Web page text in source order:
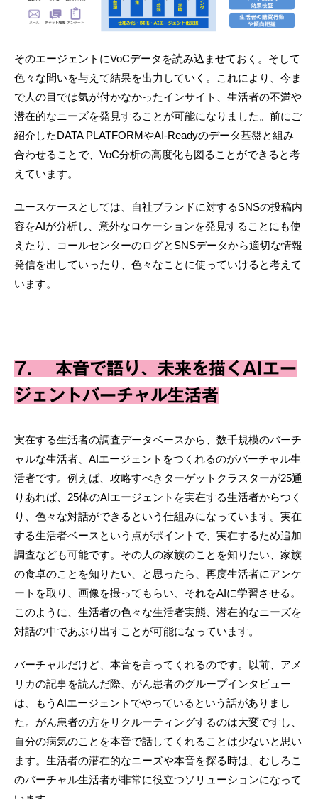
そのエージェントにVoCデータを読み込ませておく。そして
色々な問いを与えて結果を出力していく。これにより、今ま
で人の目では気が付かなかったインサイト、生活者の不満や
潜在的なニーズを発見することが可能になりました。前にご
紹介したDATA PLATFORMやAI-Readyのデータ基盤と組み
合わせることで、VoC分析の高度化も図ることができると考
えています。
ユースケースとしては、自社ブランドに対するSNSの投稿内
容をAIが分析し、意外なロケーションを発見することにも使
えたり、コールセンターのログとSNSデータから適切な情報
発信を出していったり、色々なことに使っていけると考えて
います。
7. 本音で語り、未来を描くAIエー
ジェントバーチャル生活者
実在する生活者の調査データベースから、数千規模のバーチ
ャルな生活者、AIエージェントをつくれるのがバーチャル生
活者です。例えば、攻略すべきターゲットクラスターが25通
りあれば、25体のAIエージェントを実在する生活者からつく
り、色々な対話ができるという仕組みになっています。実在
する生活者ベースという点がポイントで、実在するため追加
調査なども可能です。その人の家族のことを知りたい、家族
の食卓のことを知りたい、と思ったら、再度生活者にアンケ
ートを取り、画像を撮ってもらい、それをAIに学習させる。
このように、生活者の色々な生活者実態、潜在的なニーズを
対話の中であぶり出すことが可能になっています。
バーチャルだけど、本音を言ってくれるのです。以前、アメ
リカの記事を読んだ際、がん患者のグループインタビュー
は、もうAIエージェントでやっているという話がありまし
た。がん患者の方をリクルーティングするのは大変ですし、
自分の病気のことを本音で話してくれることは少ないと思い
ます。生活者の潜在的なニーズや本音を探る時は、むしろこ
のバーチャル生活者が非常に役立つソリューションになって